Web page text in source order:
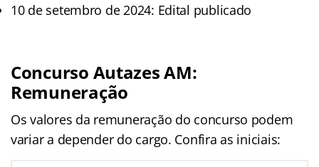
10 de setembro de 2024: Edital publicado
Concurso Autazes AM:
Remuneração
Os valores da remuneração do concurso podem
variar a depender do cargo. Confira as iniciais: